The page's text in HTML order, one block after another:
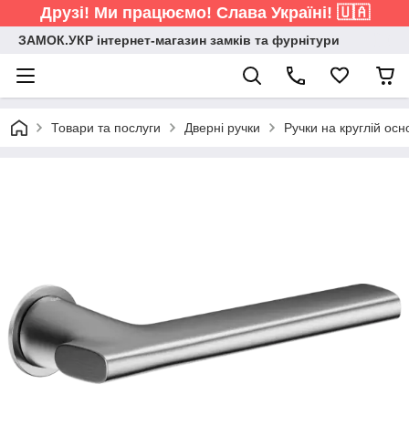
Друзі! Ми працюємо! Слава Україні! 🇺🇦
ЗАМОК.УКР інтернет-магазин замків та фурнітури
Товари та послуги Дверні ручки Ручки на круглій